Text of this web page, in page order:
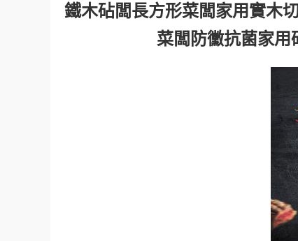
鐵木砧闆長方形菜闆家用實木
菜闆防黴抗菌家用